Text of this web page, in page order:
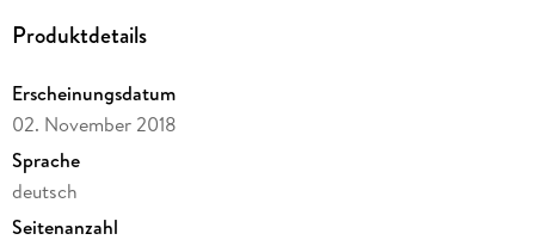
Produktdetails
Erscheinungsdatum
02. November 2018
Sprache
deutsch
Seitenanzahl